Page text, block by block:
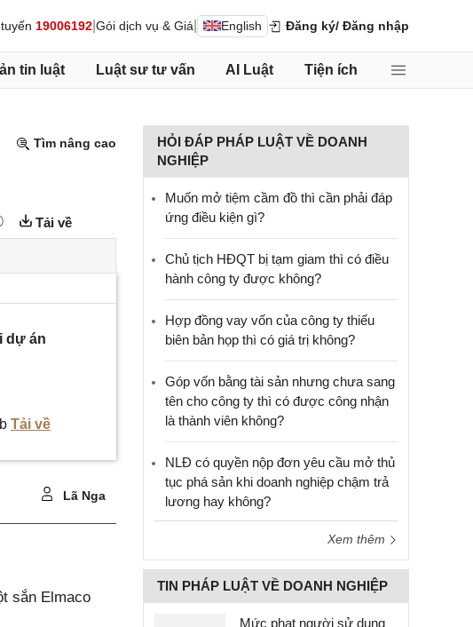
19006192 Gói dịch vụ & Giá English Đăng ký/ Đăng nhập
tin luật Luật sư tư vấn AI Luật Tiện ích
Tìm nâng cao
Tải về
dự án
Tải về
Lã Nga
sắn Elmaco
HỎI ĐÁP PHÁP LUẬT VỀ DOANH
NGHIỆP
Muốn mở tiệm cầm đồ thì cần phải đáp
ứng điều kiện gì?
Chủ tịch HĐQT bị tạm giam thì có điều
hành công ty được không?
Hợp đồng vay vốn của công ty thiếu
biên bản họp thì có giá trị không?
Góp vốn bằng tài sản nhưng chưa sang
tên cho công ty thì có được công nhận
là thành viên không?
NLĐ có quyền nộp đơn yêu cầu mở thủ
tục phá sản khi doanh nghiệp chậm trả
lương hay không?
Xem thêm
TIN PHÁP LUẬT VỀ DOANH NGHIỆP
Mức phạt người sử dụng